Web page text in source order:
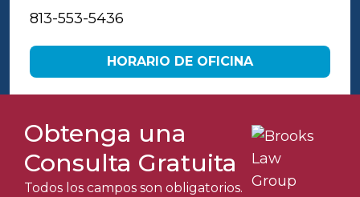
813-553-5436
HORARIO DE OFICINA
Obtenga una
Consulta Gratuita
Todos los campos son obligatorios.